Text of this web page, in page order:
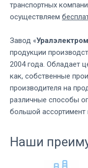
транспортных
осуществляем
Завод «
продукции
2004 года. Обладает
как, собственные
производителя на
различные способы
большой ассортимент
Наши